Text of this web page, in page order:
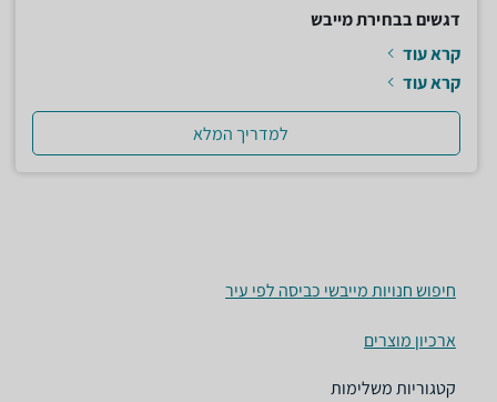
דגשים בבחירת מייבש
קרא עוד
קרא עוד
למדריך המלא
חיפוש חנויות מייבשי כביסה לפי עיר
ארכיון מוצרים
קטגוריות משלימות